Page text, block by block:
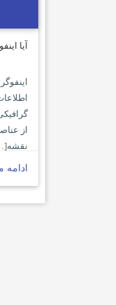
آیا
از